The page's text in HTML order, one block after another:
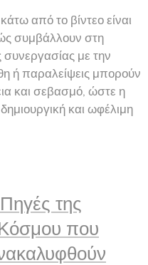
από το βίντεο είναι
συμβάλλουν στη
συνεργασίας με την
ή παραλείψεις μπορούν
και σεβασμό, ώστε η
και ωφέλιμη
Πηγές της
που